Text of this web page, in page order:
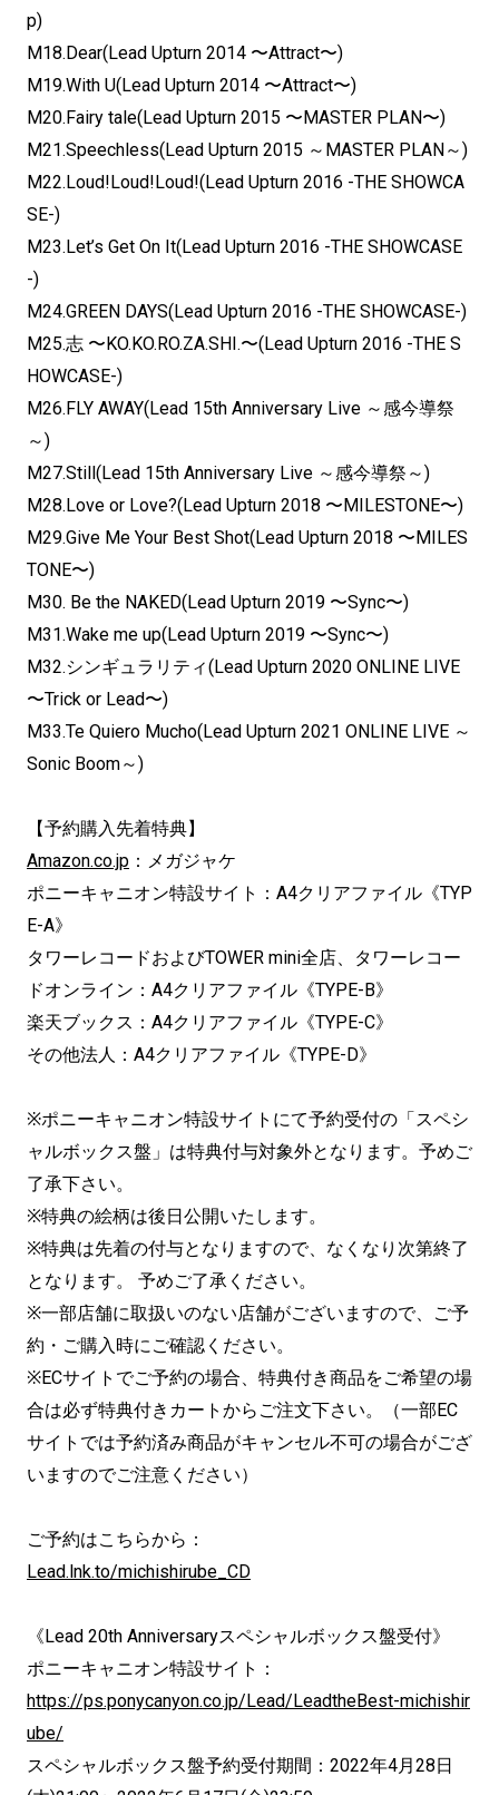
p)
M18.Dear(Lead Upturn 2014 〜Attract〜)
M19.With U(Lead Upturn 2014 〜Attract〜)
M20.Fairy tale(Lead Upturn 2015 〜MASTER PLAN〜)
M21.Speechless(Lead Upturn 2015 ～MASTER PLAN～)
M22.Loud!Loud!Loud!(Lead Upturn 2016 -THE SHOWCA
SE-)
M23.Let’s Get On It(Lead Upturn 2016 -THE SHOWCASE
-)
M24.GREEN DAYS(Lead Upturn 2016 -THE SHOWCASE-)
M25.志 〜KO.KO.RO.ZA.SHI.〜(Lead Upturn 2016 -THE S
HOWCASE-)
M26.FLY AWAY(Lead 15th Anniversary Live ～感今導祭
～)
M27.Still(Lead 15th Anniversary Live ～感今導祭～)
M28.Love or Love?(Lead Upturn 2018 〜MILESTONE〜)
M29.Give Me Your Best Shot(Lead Upturn 2018 〜MILES
TONE〜)
M30. Be the NAKED(Lead Upturn 2019 〜Sync〜)
M31.Wake me up(Lead Upturn 2019 〜Sync〜)
M32.シンギュラリティ(Lead Upturn 2020 ONLINE LIVE
〜Trick or Lead〜)
M33.Te Quiero Mucho(Lead Upturn 2021 ONLINE LIVE ～
Sonic Boom～)
【予約購入先着特典】
Amazon.co.jp ：メガジャケ
ポニーキャニオン特設サイト：A4クリアファイル《TYP
E-A》
タワーレコードおよびTOWER mini全店、タワーレコー
ドオンライン：A4クリアファイル《TYPE-B》
楽天ブックス：A4クリアファイル《TYPE-C》
その他法人：A4クリアファイル《TYPE-D》
※ポニーキャニオン特設サイトにて予約受付の「スペシ
ャルボックス盤」は特典付与対象外となります。予めご
了承下さい。
※特典の絵柄は後日公開いたします。
※特典は先着の付与となりますので、なくなり次第終了
となります。 予めご了承ください。
※一部店舗に取扱いのない店舗がございますので、ご予
約・ご購入時にご確認ください。
※ECサイトでご予約の場合、特典付き商品をご希望の場
合は必ず特典付きカートからご注文下さい。（一部EC
サイトでは予約済み商品がキャンセル不可の場合がござ
いますのでご注意ください）
ご予約はこちらから：
Lead.lnk.to/michishirube_CD
《Lead 20th Anniversaryスペシャルボックス盤受付》
ポニーキャニオン特設サイト：
https://ps.ponycanyon.co.jp/Lead/LeadtheBest-michishir
ube/
スペシャルボックス盤予約受付期間：2022年4月28日